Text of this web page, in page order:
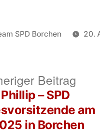
SPD Borchen 20.
Beitrag
– SPD
am
in Borchen